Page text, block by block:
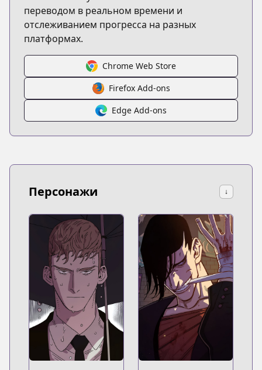
переводом в реальном времени и
отслеживанием прогресса на разных
платформах.
Chrome Web Store
Firefox Add-ons
Edge Add-ons
Персонажи ↓